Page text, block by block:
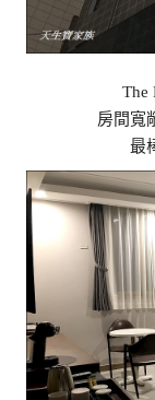
The
房間寬
最